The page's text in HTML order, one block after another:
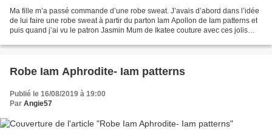
Ma fille m’a passé commande d’une robe sweat. J’avais d’abord dans l’idée
de lui faire une robe sweat à partir du parton Iam Apollon de Iam patterns et
puis quand j’ai vu le patron Jasmin Mum de Ikatee couture avec ces jolis
Robe Iam Aphrodite- Iam patterns
Publié le 16/08/2019 à 19:00
Par Angie57